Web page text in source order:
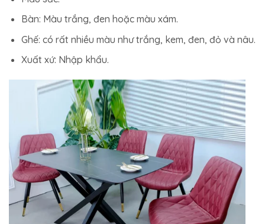
Bàn: Màu trắng, đen hoặc màu xám.
Ghế: có rất nhiều màu như trắng, kem, đen, đỏ và nâu.
Xuất xứ: Nhập khẩu.